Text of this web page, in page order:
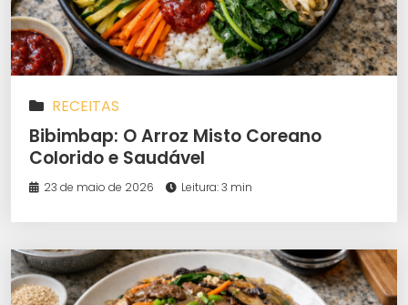
RECEITAS
Bibimbap: O Arroz Misto Coreano
Colorido e Saudável
23 de maio de 2026 Leitura: 3 min